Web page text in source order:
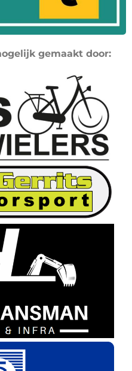
gemaakt door: